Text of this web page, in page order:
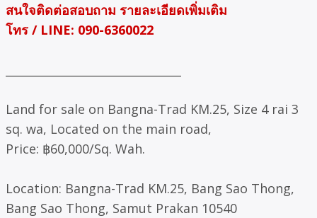
สนใจติดต่อสอบถาม รายละเอียดเพิ่มเติม
โทร / LINE: 090-6360022
Land for sale on Bangna-Trad KM.25, Size 4 rai 3
sq. wa, Located on the main road,
Price: ฿60,000/Sq. Wah.
Location: Bangna-Trad KM.25, Bang Sao Thong,
Bang Sao Thong, Samut Prakan 10540